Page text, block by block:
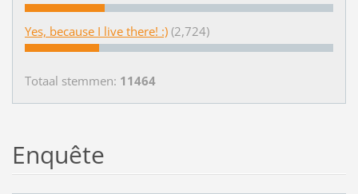
Yes, because I live there! :) (2,724)
Totaal stemmen: 11464
Enquête